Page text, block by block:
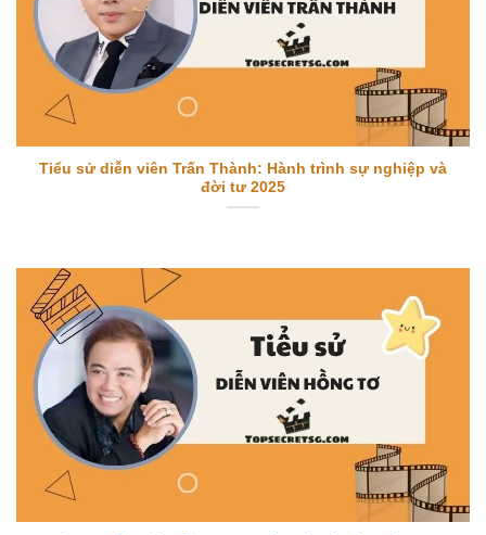
Tiểu sử diễn viên Trấn Thành: Hành trình sự nghiệp và
đời tư 2025